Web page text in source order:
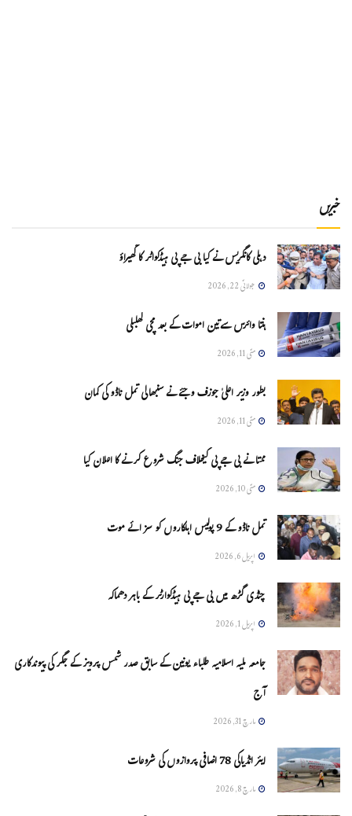
خبریں
دہلی کانگریس نے کیا بی جے پی ہیڈکواٹر کا گھیراؤ
جولائی 22, 2026
ہنتا وائرس سےتین اموات کے بعد مچی کھلبلی
مئی 11, 2026
بطور وزیر اعلیٰ جوزف وجئے نے سنبھالی تمل ناڈو کی کمان
مئی 11, 2026
ممتا نے بی جے پی کیخلاف جنگ شروع کرنے کا اعلان کیا
مئی 10, 2026
تمل ناڈو کے 9 پولیس اہلکاروں کو سزائے موت
اپریل 6, 2026
چنڈی گڑھ میں بی جے پی ہیڈکوارٹر کے باہر دھماکہ
اپریل 1, 2026
جامعہ ملیہ اسلامیہ طلباء یونین کے سابق صدر شمس پرویز کے جگر کی پیوندکاری
آج
مارچ 31, 2026
ایئر انڈیاکی 78 اضافی پروازوں کی شروعات
مارچ 8, 2026